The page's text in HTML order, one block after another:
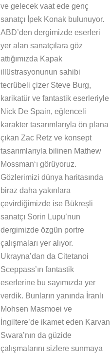
ve gelecek vaat ede genç
sanatçı İpek Konak bulunuyor.
ABD’den dergimizde eserleri
yer alan sanatçılara göz
attığımızda Kapak
illüstrasyonunun sahibi
tecrübeli çizer Steve Burg,
karikatür ve fantastik eserleriyle
Nick De Spain, eğlenceli
karakter tasarımlarıyla ön plana
çıkan Zac Retz ve konsept
tasarımlarıyla bilinen Mathew
Mossman‘ı görüyoruz.
Gözlerimizi dünya haritasında
biraz daha yakınlara
çevirdiğimizde ise Bükreşli
sanatçı Sorin Lupu’nun
dergimizde özgün portre
çalışmaları yer alıyor.
Ukrayna’dan da Citetanoi
Sceppass’ın fantastik
eserlerine bu sayımızda yer
verdik. Bunların yanında İranlı
Mohsen Masmoei ve
İngiltere’de ikamet eden Karvan
Swara’nın da güzide
çalışmalarını sizlere sunmaya